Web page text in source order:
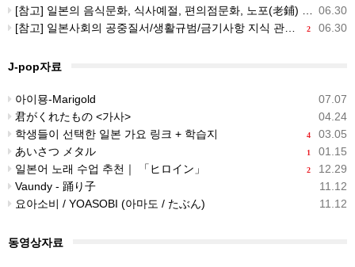
06.30
[참고] 일본의 음식문화, 식사예절, 편의점문화, 노포(老鋪) 문화 관련 OX퀴즈 & 4지선다형 문제 (100선)
2 06.30
[참고] 일본사회의 공중질서/생활규범/금기사항 지식 관련 OX 퀴즈 & 4지선다형 문제 (100선)
J-pop자료
07.07
아이묭-Marigold
04.24
君がくれたもの <가사>
4 03.05
학생들이 선택한 일본 가요 링크 + 학습지
1 01.15
あいさつ メタル
2 12.29
일본어 노래 수업 추천｜ 「ヒロイン」
11.12
Vaundy - 踊り子
11.12
요아소비 / YOASOBI (아마도 / たぶん)
동영상자료